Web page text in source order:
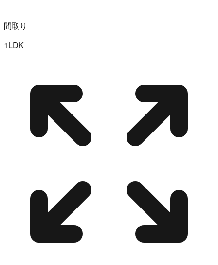
間取り
1LDK